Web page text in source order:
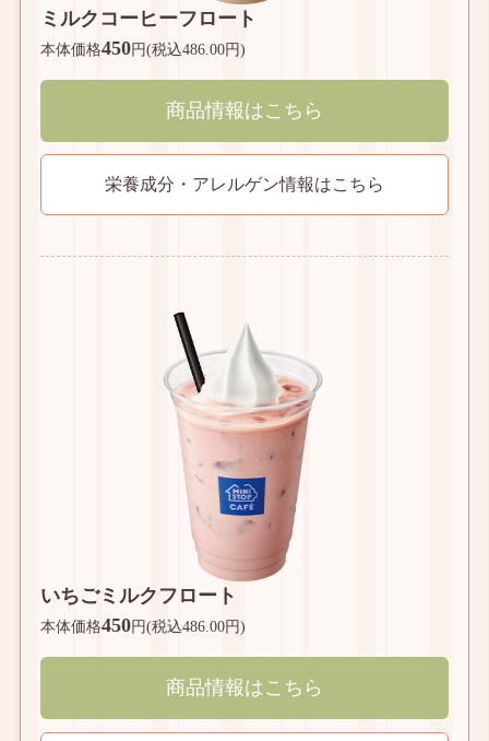
ミルクコーヒーフロート
本体価格450円(税込486.00円)
商品情報はこちら
栄養成分・アレルゲン情報はこちら
いちごミルクフロート
本体価格450円(税込486.00円)
商品情報はこちら